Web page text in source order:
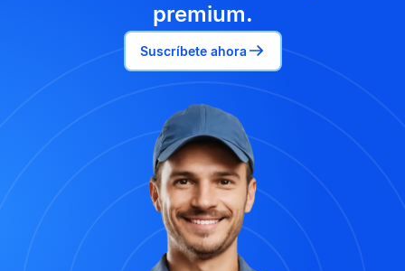
premium.
Suscríbete ahora